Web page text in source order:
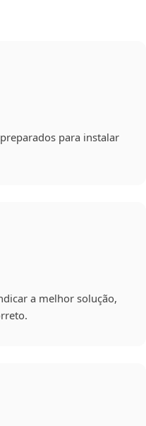
para instalar
a melhor solução,